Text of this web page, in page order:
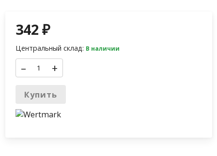
342 ₽
Центральный склад: В наличии
– +
Купить